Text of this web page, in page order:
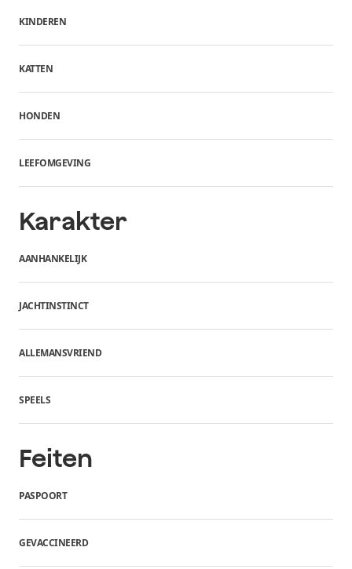
KINDEREN
KATTEN
HONDEN
LEEFOMGEVING
Karakter
AANHANKELIJK
JACHTINSTINCT
ALLEMANSVRIEND
SPEELS
Feiten
PASPOORT
GEVACCINEERD